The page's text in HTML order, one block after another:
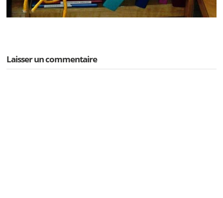
Laisser un commentaire